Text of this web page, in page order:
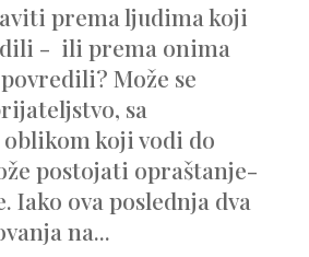
prema ljudima koji
- ili prema onima
Može se
sa
koji vodi do
postojati opraštanje-
Iako ova poslednja dva
na...